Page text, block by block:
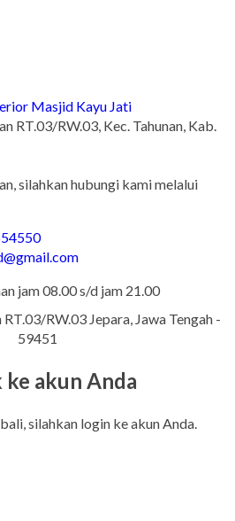
Masjid Kayu Jati
RT.03/RW.03, Kec. Tahunan, Kab.
silahkan hubungi kami melalui
jam 08.00 s/d jam 21.00
RT.03/RW.03 Jepara, Jawa Tengah -
59451
ke akun Anda
silahkan login ke akun Anda.